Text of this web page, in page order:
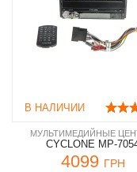
В НАЛИЧИИ
МУЛЬТИМЕДИЙНЫЕ
CYCLONE MP-
4099 ГРН